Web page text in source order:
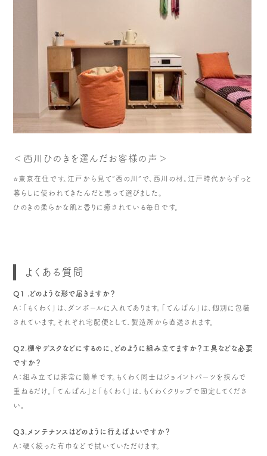
＜西川ひのきを選んだお客様の声＞
⭐️東京在住です。江戸から見て”西の川”で、西川の材。江戸時代からずっと
暮らしに使われてきたんだと思って選びました。
ひのきの柔らかな肌と香りに癒されている毎日です。
よくある質問
Q1 .どのような形で届きますか？
A：「もくわく」は、ダンボールに入れてあります。「てんばん」は、個別に包装
されています。それぞれ宅配便として、製造所から直送されます。
Q2.棚やデスクなどにするのに、どのように組み立てますか？工具などな必要
ですか？
A：組み立ては非常に簡単です。もくわく同士はジョイントパーツを挟んで
重ねるだけ。「てんばん」と「もくわく」は、もくわくクリップで固定してくださ
い。
Q3.メンテナンスはどのように行えばよいですか？
A：硬く絞った布巾などで拭いていただけます。